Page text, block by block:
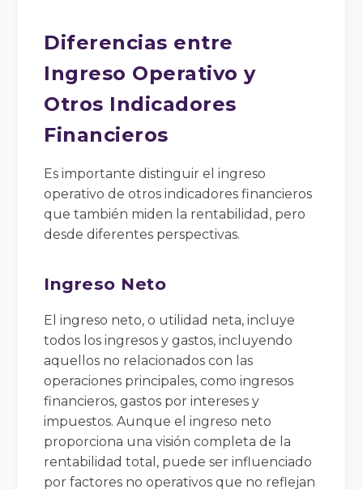
Diferencias entre
Ingreso Operativo y
Otros Indicadores
Financieros
Es importante distinguir el ingreso
operativo de otros indicadores financieros
que también miden la rentabilidad, pero
desde diferentes perspectivas.
Ingreso Neto
El ingreso neto, o utilidad neta, incluye
todos los ingresos y gastos, incluyendo
aquellos no relacionados con las
operaciones principales, como ingresos
financieros, gastos por intereses y
impuestos. Aunque el ingreso neto
proporciona una visión completa de la
rentabilidad total, puede ser influenciado
por factores no operativos que no reflejan